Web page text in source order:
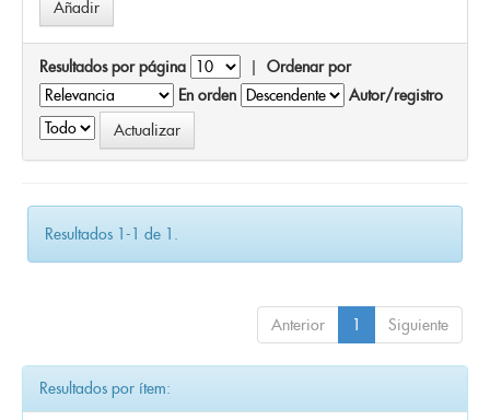
Resultados por página | Ordenar por
En orden
Autor/registro
Resultados 1-1 de 1.
Anterior 1 Siguiente
Resultados por ítem: